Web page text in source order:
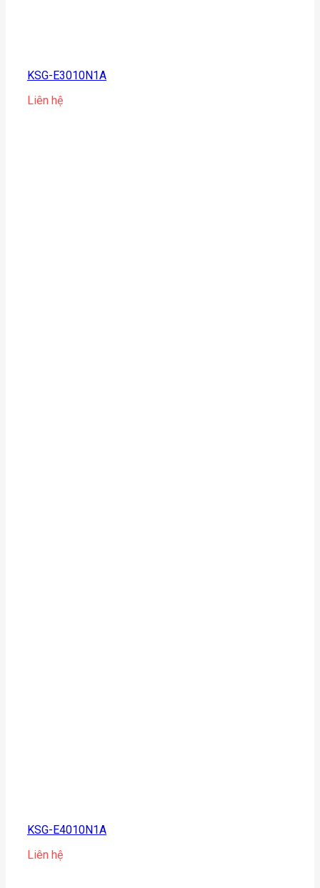
KSG-E3010N1A
Liên hệ
KSG-E4010N1A
Liên hệ